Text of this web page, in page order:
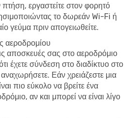
πτήση, εργαστείτε στον φορητό
το δωρεάν Wi-Fi ή
γεύμα πριν απογειωθείτε.
αεροδρομίου
αποσκευές σας στο αεροδρόμιο
έχετε σύνδεση στο διαδίκτυο στο
Εάν χρειάζεστε μια
πιο εύκολο να βρείτε ένα
αν και μπορεί να είναι λίγο